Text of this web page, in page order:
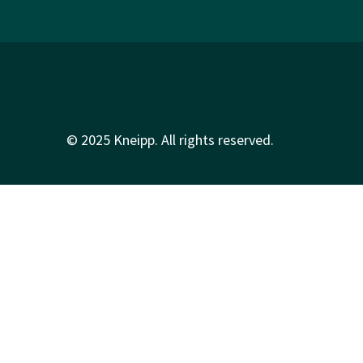
© 2025 Kneipp. All rights reserved.